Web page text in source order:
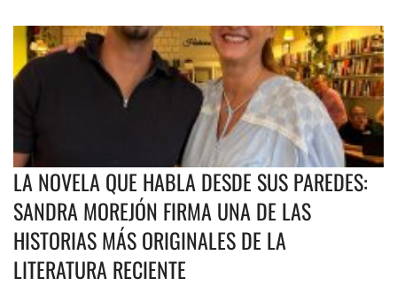
LA NOVELA QUE HABLA DESDE SUS PAREDES:
SANDRA MOREJÓN FIRMA UNA DE LAS
HISTORIAS MÁS ORIGINALES DE LA
LITERATURA RECIENTE